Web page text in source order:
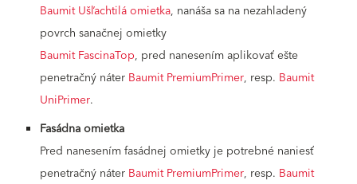
Baumit Ušľachtilá omietka, nanáša sa na nezahladený
povrch sanačnej omietky
Baumit FascinaTop, pred nanesením aplikovať ešte
penetračný náter Baumit PremiumPrimer, resp. Baumit
UniPrimer.
Fasádna omietka
Pred nanesením fasádnej omietky je potrebné naniesť
penetračný náter Baumit PremiumPrimer, resp. Baumit